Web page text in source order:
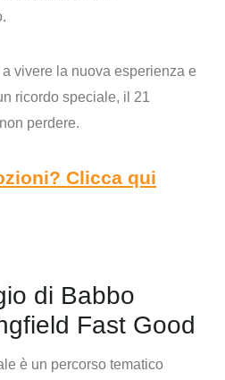
vivere la nuova esperienza e
ricordo speciale, il 21
perdere.
Clicca qui
di Babbo
Fast Good
è un percorso tematico